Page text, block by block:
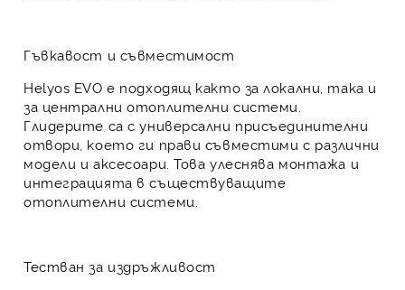
Гъвкавост и съвместимост
Helyos EVO е подходящ както за локални, така и
за централни отоплителни системи.
Глидерите са суниверсални присъединителни
отвори , което ги прави съвместими с различни
модели и аксесоари. Това улеснява монтажа и
интеграцията в съществуващите
отоплителни системи.
Тестван за издръжливост